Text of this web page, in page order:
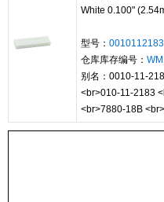
White 0.100"
型号： 0010112183
仓库库存编号：
别名：0010-11-
<br>010-11-2183
<br>7880-18B